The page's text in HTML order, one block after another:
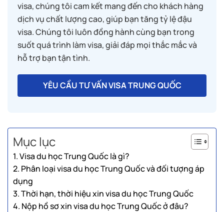
visa, chúng tôi cam kết mang đến cho khách hàng
dịch vụ chất lượng cao, giúp bạn tăng tỷ lệ đậu
visa. Chúng tôi luôn đồng hành cùng bạn trong
suốt quá trình làm visa, giải đáp mọi thắc mắc và
hỗ trợ bạn tận tình.
YÊU CẦU TƯ VẤN VISA TRUNG QUỐC
Mục lục
1. Visa du học Trung Quốc là gì?
2. Phân loại visa du học Trung Quốc và đối tượng áp
dụng
3. Thời hạn, thời hiệu xin visa du học Trung Quốc
4. Nộp hồ sơ xin visa du học Trung Quốc ở đâu?